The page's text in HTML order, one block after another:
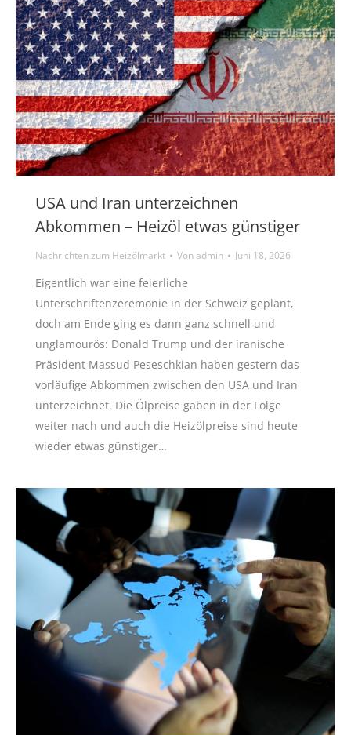
USA und Iran unterzeichnen
Abkommen – Heizöl etwas günstiger
Nachrichten zum Heizölmarkt Vonadmin Juni 18, 2026
Eigentlich war eine feierliche
Unterschriftenzeremonie in der Schweiz geplant,
doch am Ende ging es dann ganz schnell und
unglamourös: Donald Trump und der iranische
Präsident Massud Peseschkian haben gestern das
vorläufige Abkommen zwischen den USA und Iran
unterzeichnet. Die Ölpreise gaben in der Folge
weiter nach und auch die Heizölpreise sind heute
wieder etwas günstiger…